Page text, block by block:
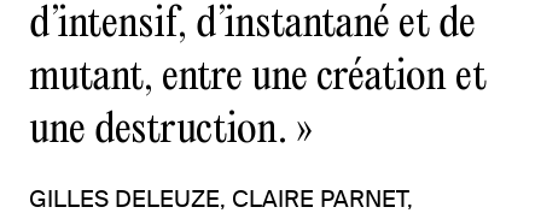
d’intensif, d’instantané et de
mutant, entre une création et
une destruction. »
GILLES DELEUZE, CLAIRE PARNET,